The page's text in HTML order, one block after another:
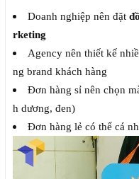
Doanh nghiệp nên đặt
rketing
Agency nên thiết kế
ng brand khách hàng
Đơn hàng sỉ nên chọn
h dương, đen)
Đơn hàng lẻ có thể cá